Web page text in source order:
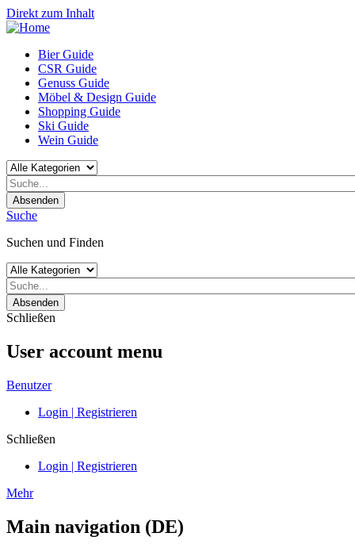
Direkt zum Inhalt
Bier Guide
CSR Guide
Genuss Guide
Möbel & Design Guide
Shopping Guide
Ski Guide
Wein Guide
Absenden
Suche
Suchen und Finden
Absenden
Schließen
User account menu
Benutzer
Login | Registrieren
Schließen
Login | Registrieren
Mehr
Main navigation (DE)